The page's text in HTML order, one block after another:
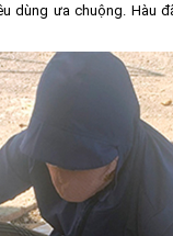
dùng ưa chuộng. Hàu